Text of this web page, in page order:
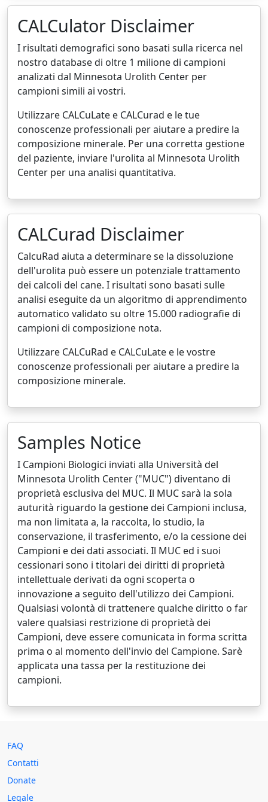
CALCulator Disclaimer
I risultati demografici sono basati sulla ricerca nel
nostro database di oltre 1 milione di campioni
analizati dal Minnesota Urolith Center per
campioni simili ai vostri.
Utilizzare CALCuLate e CALCurad e le tue
conoscenze professionali per aiutare a predire la
composizione minerale. Per una corretta gestione
del paziente, inviare l'urolita al Minnesota Urolith
Center per una analisi quantitativa.
CALCurad Disclaimer
CalcuRad aiuta a determinare se la dissoluzione
dell'urolita può essere un potenziale trattamento
dei calcoli del cane. I risultati sono basati sulle
analisi eseguite da un algoritmo di apprendimento
automatico validato su oltre 15.000 radiografie di
campioni di composizione nota.
Utilizzare CALCuRad e CALCuLate e le vostre
conoscenze professionali per aiutare a predire la
composizione minerale.
Samples Notice
I Campioni Biologici inviati alla Università del
Minnesota Urolith Center ("MUC") diventano di
proprietà esclusiva del MUC. Il MUC sarà la sola
auturità riguardo la gestione dei Campioni inclusa,
ma non limitata a, la raccolta, lo studio, la
conservazione, il trasferimento, e/o la cessione dei
Campioni e dei dati associati. Il MUC ed i suoi
cessionari sono i titolari dei diritti di proprietà
intellettuale derivati da ogni scoperta o
innovazione a seguito dell'utilizzo dei Campioni.
Qualsiasi volontà di trattenere qualche diritto o far
valere qualsiasi restrizione di proprietà dei
Campioni, deve essere comunicata in forma scritta
prima o al momento dell'invio del Campione. Sarè
applicata una tassa per la restituzione dei
campioni.
FAQ
Contatti
Donate
Legale